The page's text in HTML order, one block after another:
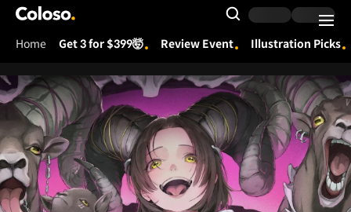
Coloso.
Search Input
Home Get 3 for $399🤯 Review Event Illustration Picks